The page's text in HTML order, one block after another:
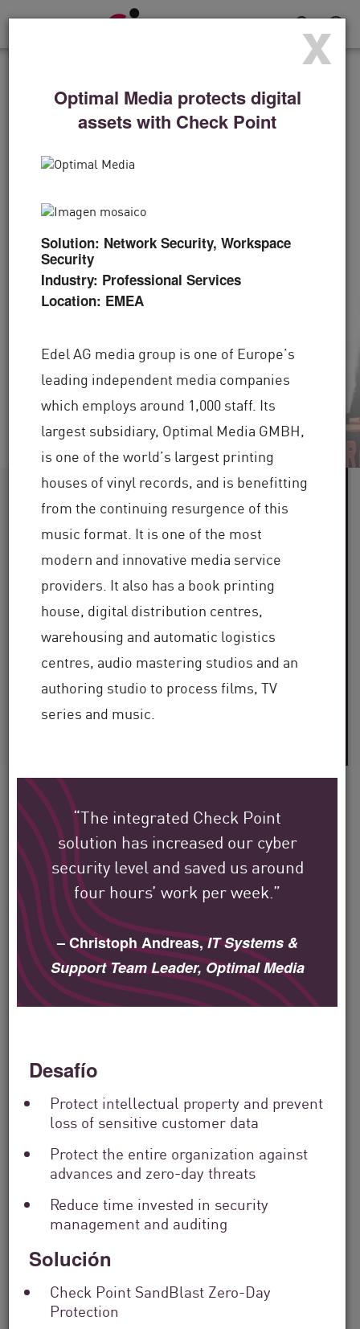
x
Optimal Media protects digital
assets with Check Point
Solution: Network Security, Workspace
Security
Industry: Professional Services
Location: EMEA
Edel AG media group is one of Europe’s
leading independent media companies
which employs around 1,000 staff. Its
largest subsidiary, Optimal Media GMBH,
is one of the world’s largest printing
houses of vinyl records, and is benefitting
from the continuing resurgence of this
music format. It is one of the most
modern and innovative media service
providers. It also has a book printing
house, digital distribution centres,
warehousing and automatic logistics
centres, audio mastering studios and an
authoring studio to process films, TV
series and music.
“The integrated Check Point
solution has increased our cyber
security level and saved us around
four hours’ work per week.”
– Christoph Andreas,IT Systems &
Support Team Leader, Optimal Media
Desafío
Protect intellectual property and prevent
loss of sensitive customer data
Protect the entire organization against
advances and zero-day threats
Reduce time invested in security
management and auditing
Solución
Check Point SandBlast Zero-Day
Protection
Para los Denver Broncos,
la defensa es una
estrategia ganadora
“La tecnología es lo más importante, pero
también se trata de las personas, y esa es otra
área en la que Check Point se puso a la
vanguardia”.
Leer ahora Ver video
Más de 60
100 000 clientes
Más de 30
Vea cómo los clientes
globales de Check Point
están protegiendo su
entorno.
Nuestra misión es ayudar a proteger las
servicios más grandes del mundo.
Filter
Solutions
Filter
Industry
Filter
by
Location
Search
by
Keyword